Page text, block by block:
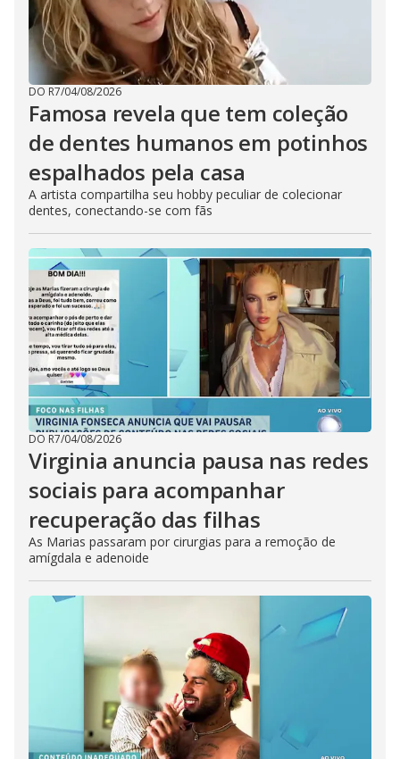
DO R7/04/08/2026
Famosa revela que tem coleção
de dentes humanos em potinhos
espalhados pela casa
A artista compartilha seu hobby peculiar de colecionar
dentes, conectando-se com fãs
DO R7/04/08/2026
Virginia anuncia pausa nas redes
sociais para acompanhar
recuperação das filhas
As Marias passaram por cirurgias para a remoção de
amígdala e adenoide